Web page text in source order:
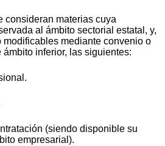
consideran materias cuya
al ámbito sectorial estatal, y,
modificables mediante convenio o
inferior, las siguientes:
(siendo disponible su
empresarial).